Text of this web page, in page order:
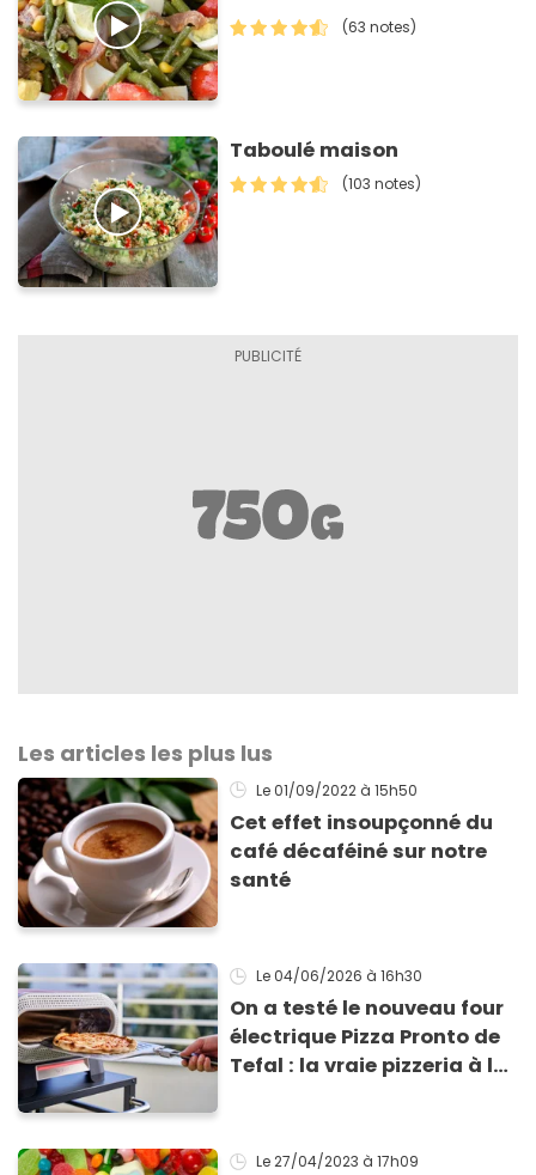
(63 notes)
Taboulé maison
(103 notes)
Les articles les plus lus
Le 01/09/2022 à 15h50
Cet effet insoupçonné du
café décaféiné sur notre
santé
Le 04/06/2026 à 16h30
On a testé le nouveau four
électrique Pizza Pronto de
Tefal : la vraie pizzeria à la
Le 27/04/2023 à 17h09